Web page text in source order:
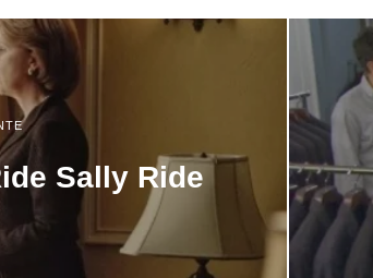
Sally Ride